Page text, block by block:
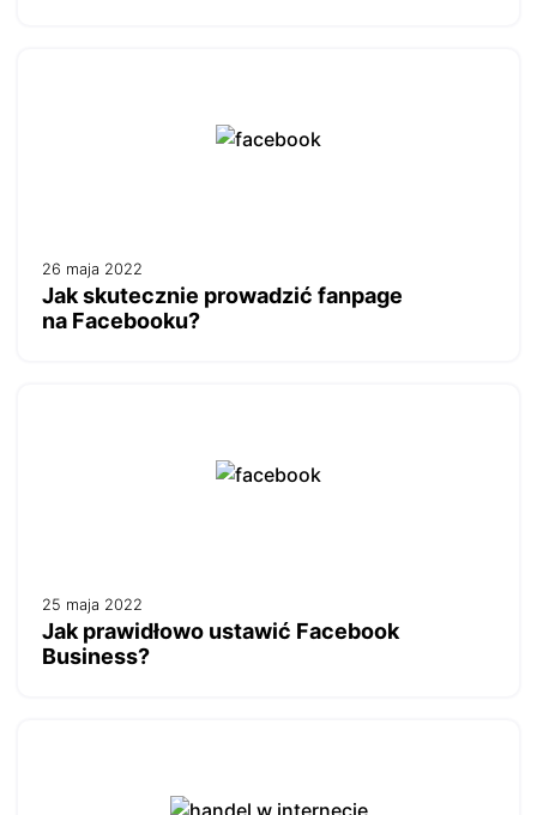
26 maja 2022
Jak skutecznie prowadzić fanpage
na Facebooku?
25 maja 2022
Jak prawidłowo ustawić Facebook
Business?
Dostosujemy się do Ciebie
one również dopasować treści i reklamy do Twoich